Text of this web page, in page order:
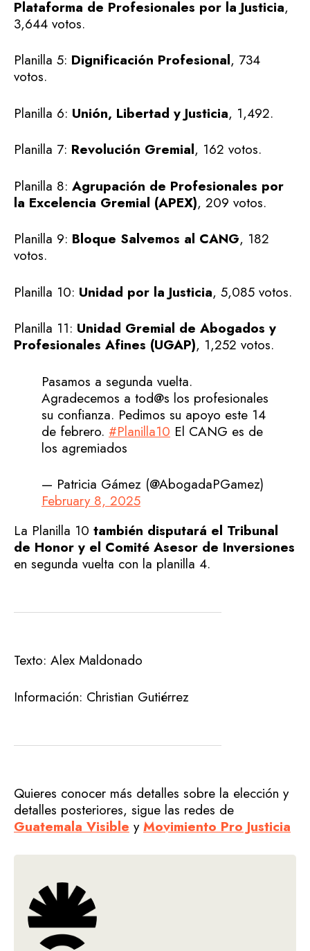
Plataforma de Profesionales por la Justicia,
3,644 votos.
Planilla 5: Dignificación Profesional, 734
votos.
Planilla 6: Unión, Libertad y Justicia, 1,492.
Planilla 7: Revolución Gremial, 162 votos.
Planilla 8: Agrupación de Profesionales por
la Excelencia Gremial (APEX), 209 votos.
Planilla 9: Bloque Salvemos al CANG, 182
votos.
Planilla 10: Unidad por la Justicia, 5,085 votos.
Planilla 11: Unidad Gremial de Abogados y
Profesionales Afines (UGAP), 1,252 votos.
Pasamos a segunda vuelta.
Agradecemos a tod@s los profesionales
su confianza. Pedimos su apoyo este 14
de febrero. #Planilla10 El CANG es de
los agremiados
— Patricia Gámez (@AbogadaPGamez)
February 8, 2025
La Planilla 10 también disputará el Tribunal
de Honor y el Comité Asesor de Inversiones
en segunda vuelta con la planilla 4.
Texto: Alex Maldonado
Información: Christian Gutiérrez
Quieres conocer más detalles sobre la elección y
detalles posteriores, sigue las redes de
Guatemala Visible yMovimiento Pro Justicia